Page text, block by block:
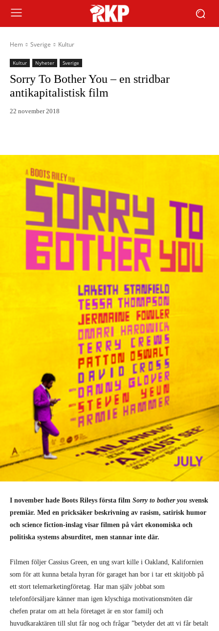
Hem Sverige Kultur
Kultur Nyheter Sverige
Sorry To Bother You – en stridbar
antikapitalistisk film
22 november 2018
I november hade Boots Rileys första film Sorry to bother you svensk
premiär. Med en pricksäker beskrivning av rasism, satirisk humor
och science fiction-inslag visar filmen på vårt ekonomiska och
politiska systems absurditet, men stannar inte där.
Filmen följer Cassius Green, en ung svart kille i Oakland, Kalifornien
som för att kunna betala hyran för garaget han bor i tar ett skitjobb på
ett stort telemarketingföretag. Har man själv jobbat som
telefonförsäljare känner man igen klyschiga motivationsmöten där
chefen pratar om att hela företaget är en stor familj och
huvudkaraktären till slut får nog och frågar ”betyder det att vi får betalt